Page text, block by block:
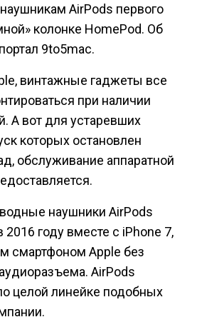
AirPods первого
колонке HomePod. Об
9to5mac.
винтажные гаджеты все
при наличии
А вот для устаревших
которых остановлен
обслуживание аппаратной
наушники AirPods
году вместе с iPhone 7,
смартфоном Apple без
AirPods
целой линейке подобных